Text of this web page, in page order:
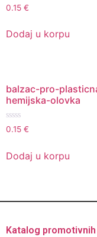
Ocenjeno
sa
od
5
0.15 €
Dodaj u korpu
balzac-pro-
hemijska-olovka
Ocenjeno
sa
5
0.15 €
Dodaj u korpu
Katalog